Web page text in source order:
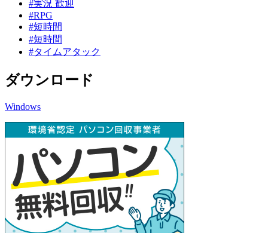
#実況 歓迎
#RPG
#短時間
#短時間
#タイムアタック
ダウンロード
Windows